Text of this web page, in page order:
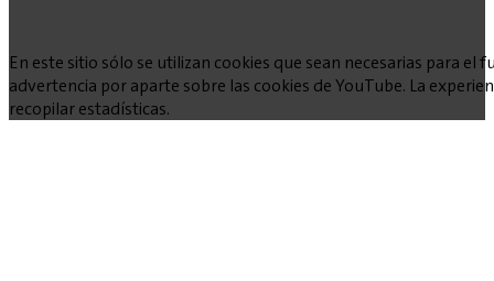
En este sitio sólo se utilizan cookies que sean necesarias para
advertencia por aparte sobre las cookies de YouTube. La
recopilar estadísticas.